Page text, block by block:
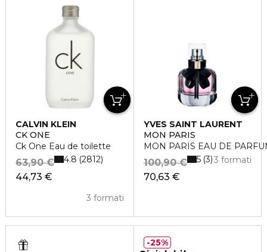
CALVIN KLEIN
CK ONE
Ck One Eau de toilette
44,73 €
63,90 €
3 formati
4.8 2812
YVES SAINT LAURENT
MON PARIS
MON PARIS EAU DE
70,63 €
100,90 € 3 formati
5 3
25%